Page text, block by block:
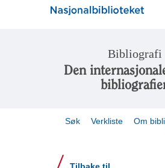
Bibliografi
Den
Søk Verkliste Om